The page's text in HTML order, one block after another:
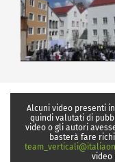
Alcuni video presenti
quindi valutati di
video o gli autori
basterà fare
video